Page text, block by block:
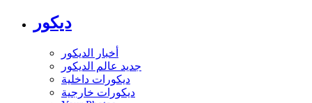
ديكور
أخبار الديكور
جديد عالم الديكور
ديكورات داخلية
ديكورات خارجية